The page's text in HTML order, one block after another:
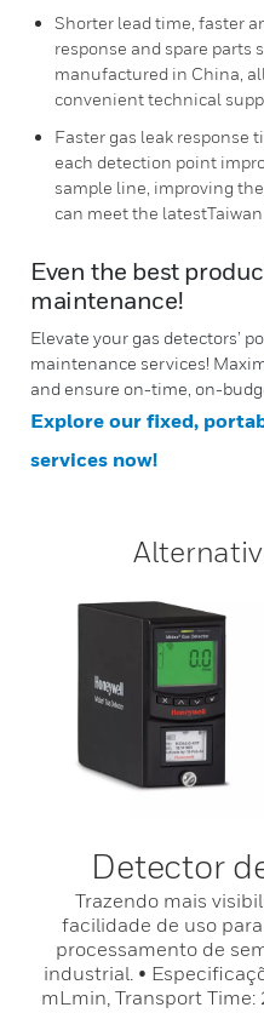
Shorter lead time, faster
response and spare parts
manufactured in China,
convenient technical
Faster gas leak response
each detection point
sample line, improving
can meet the latestTaiwan
Even the best
maintenance!
Elevate your gas detectors’
maintenance services!
and ensure on-time, on-
Explore our fixed,
services now!
Detector
Trazendo mais
facilidade de uso
processamento de
industrial. •
mLmin, Transport